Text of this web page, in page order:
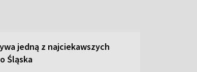
jedną z najciekawszych
Śląska